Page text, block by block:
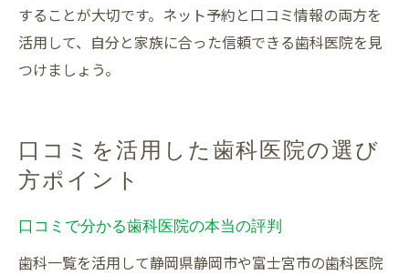
することが大切です。ネット予約と口コミ情報の両方を
活用して、自分と家族に合った信頼できる歯科医院を見
つけましょう。
口コミを活用した歯科医院の選び
方ポイント
口コミで分かる歯科医院の本当の評判
歯科一覧を活用して静岡県静岡市や富士宮市の歯科医院